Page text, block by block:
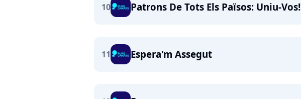
10 Patrons De Tots Els Països: Uniu-Vos!
11 Espera'm Assegut